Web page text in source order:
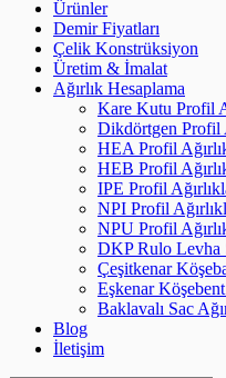
Ürünler
Demir Fiyatları
Çelik Konstrüksiyon
Üretim & İmalat
Ağırlık Hesaplama
Kare Kutu Profil
Dikdörtgen Profil
HEA Profil
HEB Profil
IPE Profil
NPI Profil
NPU Profil
DKP Rulo Levha
Çeşitkenar
Eşkenar
Baklavalı Sac
Blog
İletişim